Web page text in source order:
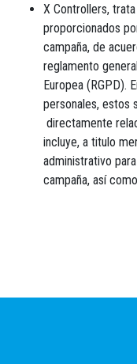
X Controllers,
proporcionados
campaña, de
reglamento
Europea (RGPD).
personales, estos
directamente
incluye, a titulo
administrativo
campaña, así